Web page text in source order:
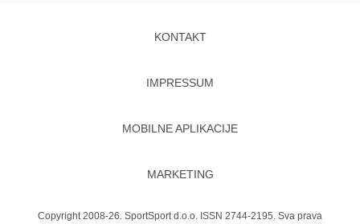
KONTAKT
IMPRESSUM
MOBILNE APLIKACIJE
MARKETING
Copyright 2008-26. SportSport d.o.o. ISSN 2744-2195. Sva prava